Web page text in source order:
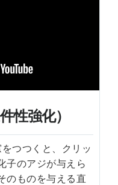
性強化）
つつくと、クリッ
子のアジが与えら
のものを与える直